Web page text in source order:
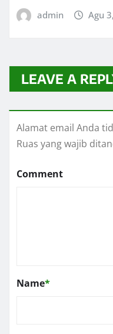
admin Agu
LEAVE A
Alamat email Anda
Ruas yang wajib
Comment
Name*